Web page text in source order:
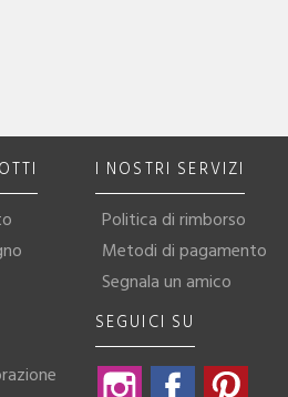
I NOSTRI SERVIZI
Politica di rimborso
Metodi di pagamento
Segnala un amico
SEGUICI SU
InstagramFacebook